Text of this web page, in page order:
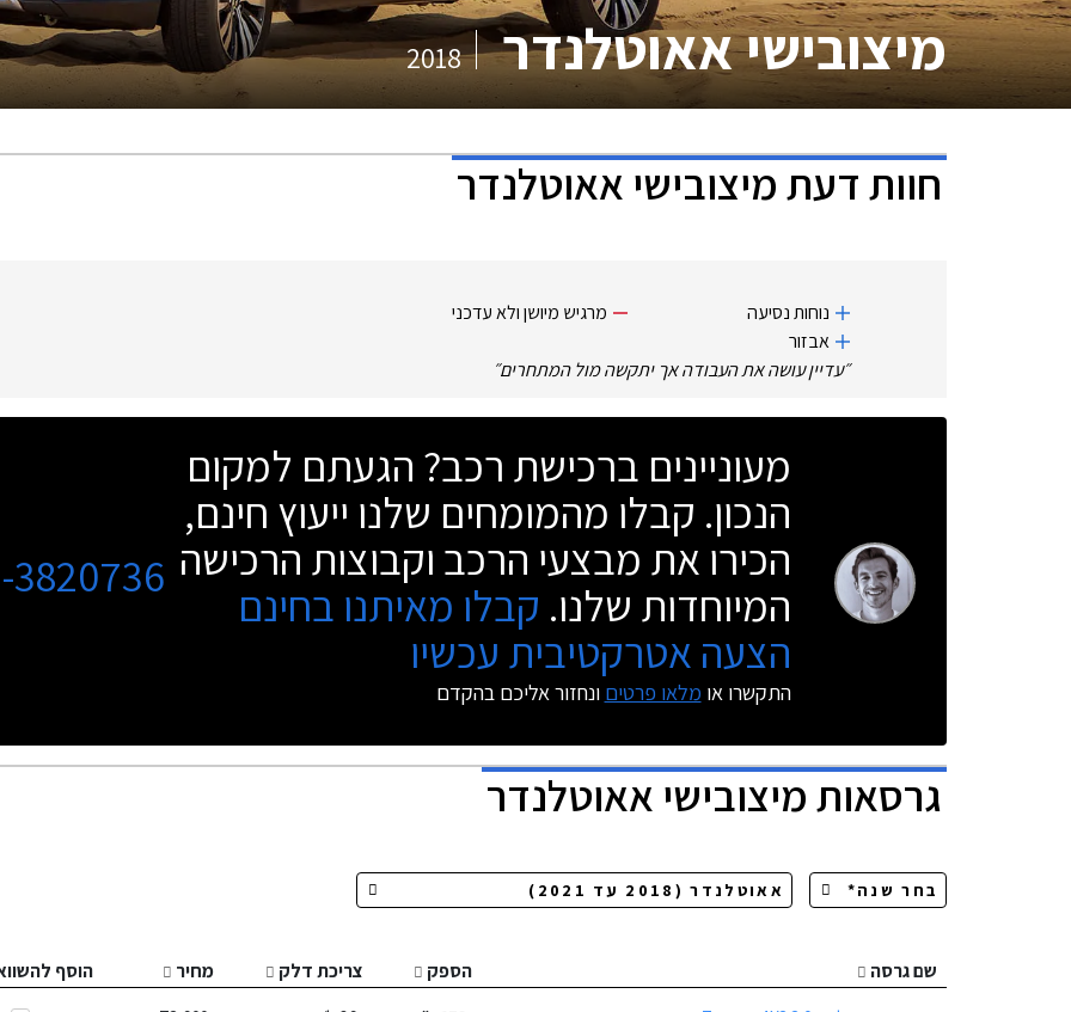
מיצובישי אאוטלנדר 2018
חוות דעתמיצובישי אאוטלנדר
נוחות נסיעה
אבזור
מרגיש מיושן ולא עדכני
״עדיין עושה את העבודה אך יתקשה מול המתחרים״
מעוניינים ברכישת רכב? הגעתם למקום
הנכון. קבלו מהמומחים שלנו ייעוץ חינם,
הכירו את מבצעי הרכב וקבוצות הרכישה
המיוחדות שלנו. קבלו מאיתנו בחינם
הצעה אטרקטיבית עכשיו
התקשרו או מלאו פרטים ונחזור אליכם בהקדם
3820736
גרסאותמיצובישי אאוטלנדר
שם גרסה הספק צריכת דלק מחיר
הוסף